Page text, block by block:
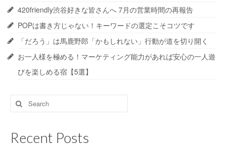
420friendly渋谷好きな皆さんへ 7月の営業時間の再報告
POPは書き方じゃない！キーワードの選定こそコツです
「だろう」は馬鹿野郎「かもしれない」行動が道を切り開く
お一人様を極める！マーケティング能力があれば安心の一人遊
びを楽しめる宿【5選】
Search
for:
Recent Posts